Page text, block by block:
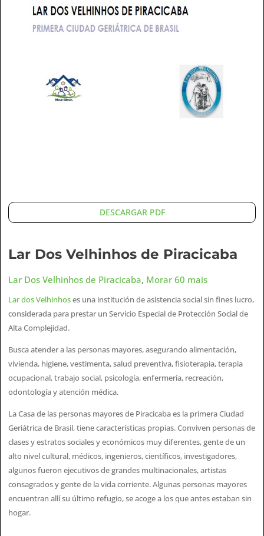
DESCARGAR PDF
Lar Dos Velhinhos de Piracicaba
Lar Dos Velhinhos de Piracicaba, Morar 60 mais
Lar dos Velhinhoses una institución de asistencia social sin fines lucro,
considerada para prestar un Servicio Especial de Protección Social de
Alta Complejidad.
Busca atender a las personas mayores, asegurando alimentación,
vivienda, higiene, vestimenta, salud preventiva, fisioterapia, terapia
ocupacional, trabajo social, psicología, enfermería, recreación,
odontología y atención médica.
La Casa de las personas mayores de Piracicaba es la primera Ciudad
Geriátrica de Brasil, tiene características propias. Conviven personas de
clases y estratos sociales y económicos muy diferentes, gente de un
alto nivel cultural, médicos, ingenieros, científicos, investigadores,
algunos fueron ejecutivos de grandes multinacionales, artistas
consagrados y gente de la vida corriente. Algunas personas mayores
encuentran allí su último refugio, se acoge a los que antes estaban sin
hogar.